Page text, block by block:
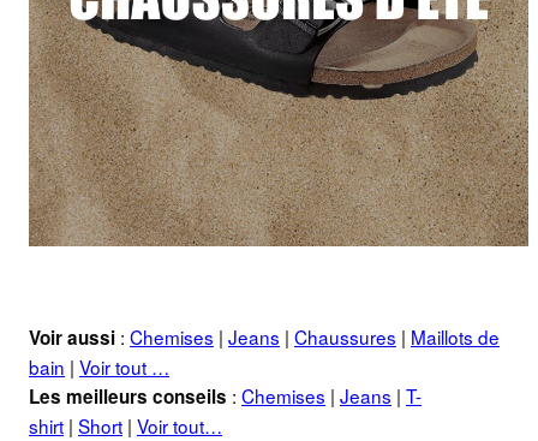
Voir aussi : Chemises | Jeans | Chaussures | Maillots de
bain | Voir tout …
Les meilleurs conseils : Chemises | Jeans | T-
shirt | Short | Voir tout…